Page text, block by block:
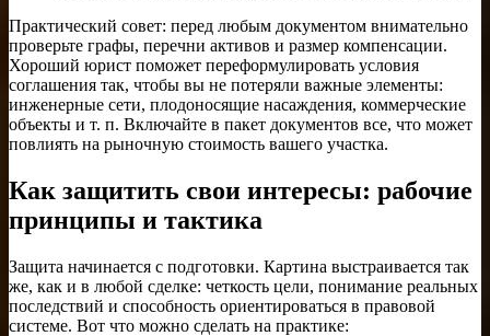
Практический совет: перед любым документом внимательно
проверьте графы, перечни активов и размер компенсации.
Хороший юрист поможет переформулировать условия
соглашения так, чтобы вы не потеряли важные элементы:
инженерные сети, плодоносящие насаждения, коммерческие
объекты и т. п. Включайте в пакет документов все, что может
повлиять на рыночную стоимость вашего участка.
Как защитить свои интересы: рабочие
принципы и тактика
Защита начинается с подготовки. Картина выстраивается так
же, как и в любой сделке: четкость цели, понимание реальных
последствий и способность ориентироваться в правовой
системе. Вот что можно сделать на практике: